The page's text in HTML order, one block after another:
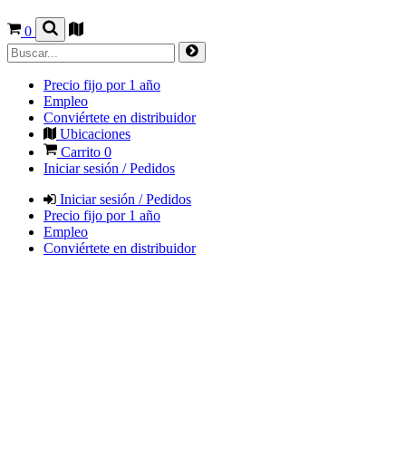
0
Precio fijo por 1 año
Empleo
Conviértete en distribuidor
Ubicaciones
Carrito 0
Iniciar sesión / Pedidos
Iniciar sesión / Pedidos
Precio fijo por 1 año
Empleo
Conviértete en distribuidor